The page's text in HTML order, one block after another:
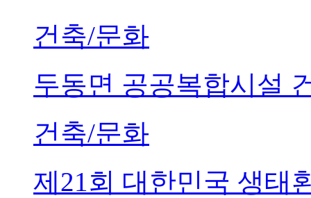
건축/문화
두동면 공공복합시설
건축/문화
제21회 대한민국 생태